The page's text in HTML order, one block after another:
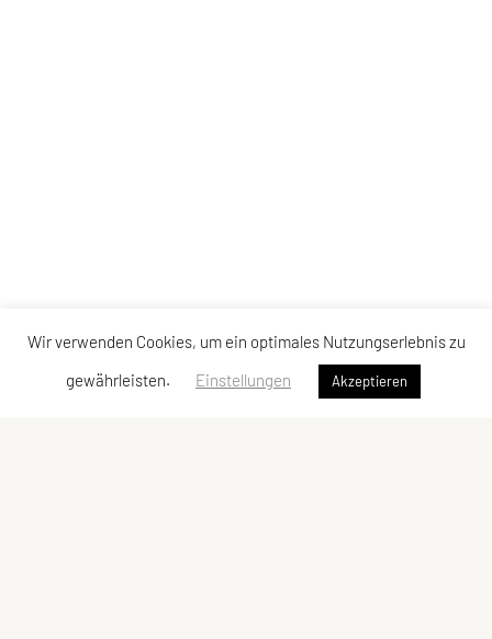
Wir verwenden Cookies, um ein optimales Nutzungserlebnis zu
gewährleisten.
Einstellungen Akzeptieren